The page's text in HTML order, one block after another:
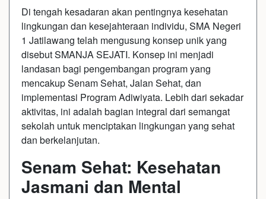
Di tengah kesadaran akan pentingnya kesehatan
lingkungan dan kesejahteraan individu, SMA Negeri
1 Jatilawang telah mengusung konsep unik yang
disebut SMANJA SEJATI. Konsep ini menjadi
landasan bagi pengembangan program yang
mencakup Senam Sehat, Jalan Sehat, dan
implementasi Program Adiwiyata. Lebih dari sekadar
aktivitas, ini adalah bagian integral dari semangat
sekolah untuk menciptakan lingkungan yang sehat
dan berkelanjutan.
Senam Sehat: Kesehatan
Jasmani dan Mental